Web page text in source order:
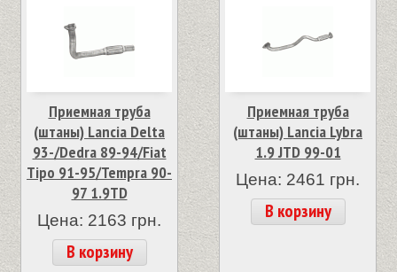
Приемная труба
(штаны) Lancia Delta
93-/Dedra 89-94/Fiat
Tipo 91-95/Tempra 90-
97 1.9TD
Цена: 2163 грн.
В корзину
Приемная труба
(штаны) Lancia Lybra
1.9 JTD 99-01
Цена: 2461 грн.
В корзину